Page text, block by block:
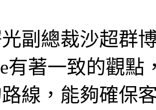
副總裁沙超群
有著一致的觀
線，能夠確保